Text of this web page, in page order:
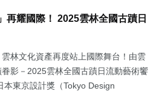
再耀國際！ 2025雲林全國古蹟日
雲林文化資產再度站上國際舞台！由雲
影－2025雲林全國古蹟日流動藝術饗
東京設計獎（Tokyo Design